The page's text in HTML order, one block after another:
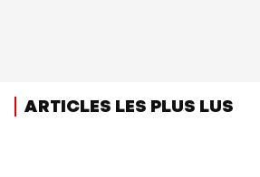
ARTICLES LES PLUS LUS